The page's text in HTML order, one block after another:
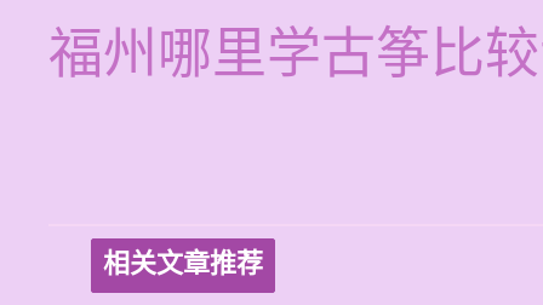
福州哪里学古筝比
相关文章推荐